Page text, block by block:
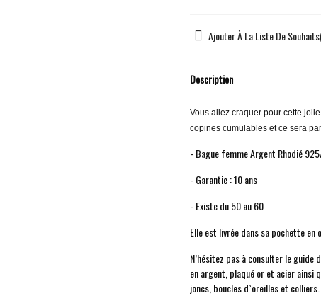
Ajouter À La Liste De Souhaits
Description
Vous allez craquer pour cette
copines cumulables et ce sera
- Bague femme Argent Rhodié
- Garantie : 10 ans
- Existe du 50 au 60
Elle est livrée dans sa pochette en
N’hésitez pas à consulter le
en argent, plaqué or et acier ainsi
joncs, boucles d`oreilles et colliers.